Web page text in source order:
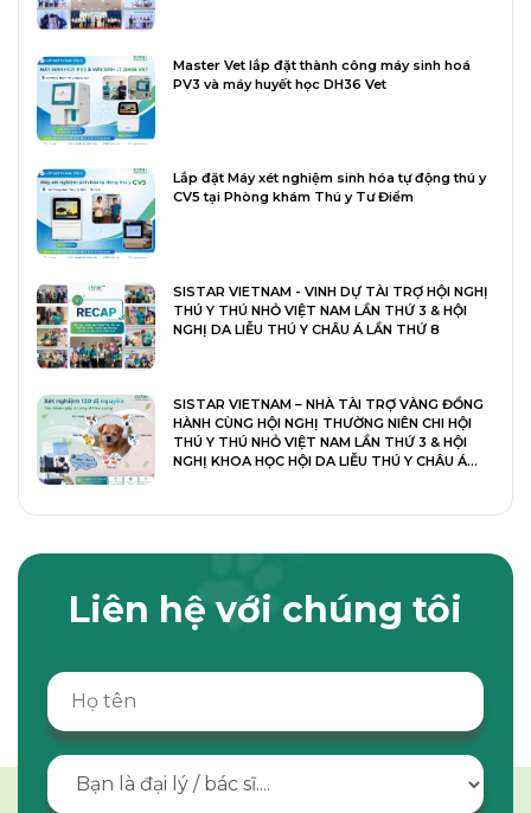
Master Vet lắp đặt thành công máy sinh hoá
PV3 và máy huyết học DH36 Vet
Lắp đặt Máy xét nghiệm sinh hóa tự động thú y
CV5 tại Phòng khám Thú y Tư Điểm
SISTAR VIETNAM - VINH DỰ TÀI TRỢ HỘI NGHỊ
THÚ Y THÚ NHỎ VIỆT NAM LẦN THỨ 3 & HỘI
NGHỊ DA LIỄU THÚ Y CHÂU Á LẦN THỨ 8
SISTAR VIETNAM – NHÀ TÀI TRỢ VÀNG ĐỒNG
HÀNH CÙNG HỘI NGHỊ THƯỜNG NIÊN CHI HỘI
THÚ Y THÚ NHỎ VIỆT NAM LẦN THỨ 3 & HỘI
NGHỊ KHOA HỌC HỘI DA LIỄU THÚ Y CHÂU Á
Liên hệ với chúng tôi